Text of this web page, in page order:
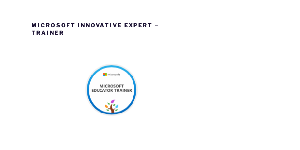
MICROSOFT INNOVATIVE EXPERT –
TRAINER